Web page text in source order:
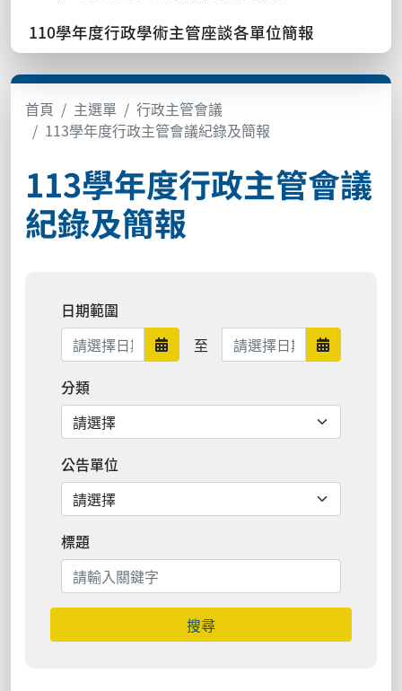
110學年度行政學術主管座談各單位簡報
首頁 主選單
行政主管會議
113學年度行政主管會議紀錄及簡報
113學年度行政主管會議
紀錄及簡報
日期範圍
日期範圍開始
至 日期範圍結束 日期範圍
分類
公告單位
標題
搜尋